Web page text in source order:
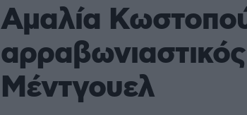
Αμαλία
Μέντγουελ